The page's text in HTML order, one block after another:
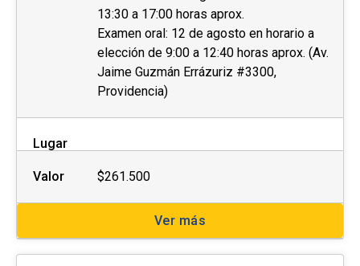
Las personas interesadas deberán completar la
ficha de postulación que se encuentra al costado
derecho de esta página web y enviar los
siguientes documentos al momento de la
postulación o de manera posterior a la
coordinación a cargo:
Fotocopia simple del carnet de identidad por
Otros (preguntar a la unidad)
13:30 a 17:00 horas aprox.
Examen oral: 12 de agosto en horario a
elección de 9:00 a 12:40 horas aprox. (Av.
Jaime Guzmán Errázuriz #3300,
Providencia)
Lugar
Valor $261.500
Ver más